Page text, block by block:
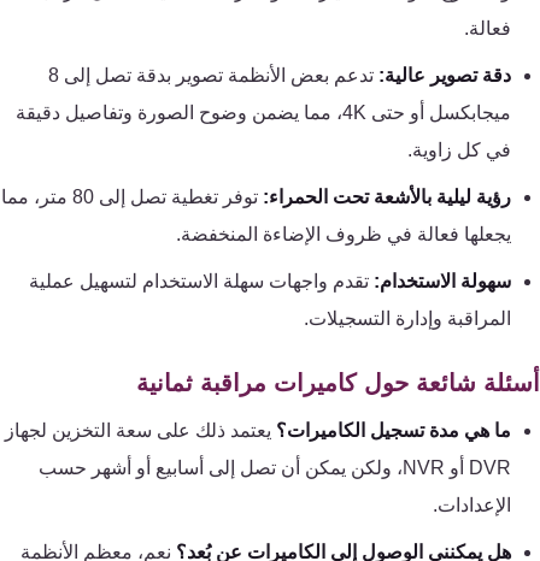
فعالة.
دقة تصوير عالية:
تدعم بعض الأنظمة تصوير بدقة تصل إلى 8
ميجابكسل أو حتى 4K، مما يضمن وضوح الصورة وتفاصيل دقيقة
في كل زاوية.
رؤية ليلية بالأشعة تحت الحمراء:
توفر تغطية تصل إلى 80 متر، مما
يجعلها فعالة في ظروف الإضاءة المنخفضة.
سهولة الاستخدام:تقدم واجهات سهلة الاستخدام لتسهيل عملية
المراقبة وإدارة التسجيلات.
شائعة حول كاميرات مراقبة ثمانية
ما هي مدة تسجيل الكاميرات؟يعتمد ذلك على سعة التخزين لجهاز
DVR أو NVR، ولكن يمكن أن تصل إلى أسابيع أو أشهر حسب
الإعدادات.
هل يمكنني الوصول إلى الكاميرات عن بُعد؟نعم، معظم الأنظمة